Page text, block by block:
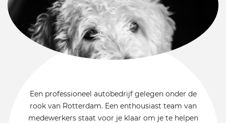
Een professioneel autobedrijf gelegen onder de
rook van Rotterdam. Een enthousiast team van
medewerkers staat voor je klaar om je te helpen